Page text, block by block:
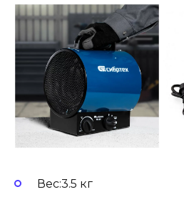
Вес:3.5 кг